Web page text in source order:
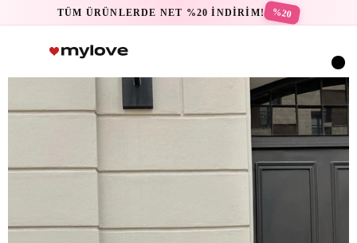
TÜM ÜRÜNLERDE NET %20 İNDİRİM! %20